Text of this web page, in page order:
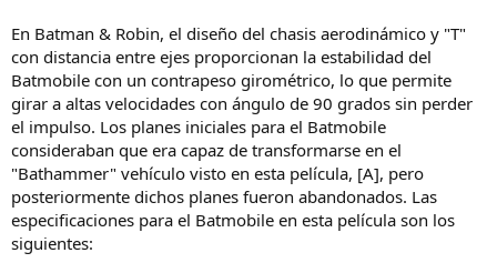
En Batman & Robin, el diseño del chasis aerodinámico y "T"
con distancia entre ejes proporcionan la estabilidad del
Batmobile con un contrapeso girométrico, lo que permite
girar a altas velocidades con ángulo de 90 grados sin perder
el impulso. Los planes iniciales para el Batmobile
consideraban que era capaz de transformarse en el
"Bathammer" vehículo visto en esta película, [A], pero
posteriormente dichos planes fueron abandonados. Las
especificaciones para el Batmobile en esta película son los
siguientes: